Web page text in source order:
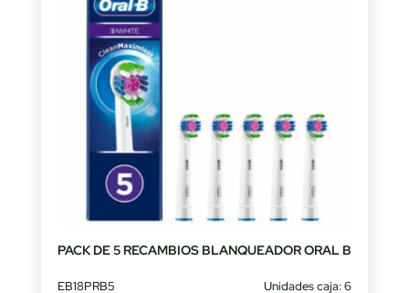
PACK DE 5 RECAMBIOS BLANQUEADOR ORAL B
EB18PRB5 Unidades caja: 6